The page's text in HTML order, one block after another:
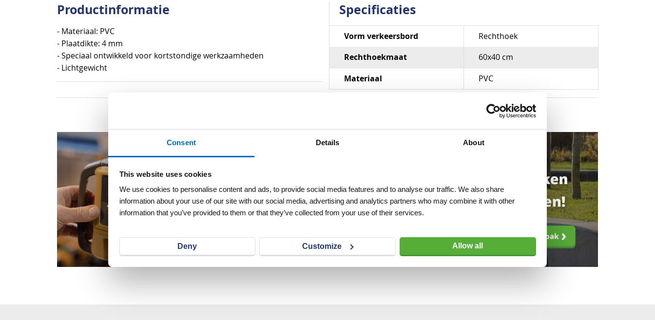
Consent Details About
This website uses cookies
We use cookies to personalise content and ads, to provide social media features and to analyse our traffic. We also share
information about your use of our site with our social media, advertising and analytics partners who may combine it with other
information that you’ve provided to them or that they’ve collected from your use of their services.
Deny Customize Allow all
de
Productinformatie
- Materiaal: PVC
- Plaatdikte: 4 mm
- Speciaal ontwikkeld voor kortstondige werkzaamheden
- Lichtgewicht
Specificaties
Specificaties
Vorm verkeersbord Rechthoek
Rechthoekmaat 60x40 cm
Materiaal PVC